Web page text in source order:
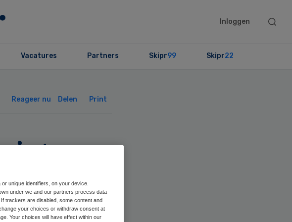
Inloggen
Search
Vacatures Partners Skipr99 Skipr22
Reageer nu Delen Print
unique identifiers, on your device.
under we and our partners process data
trackers are disabled, some content and
your choices or withdraw consent at
Your choices will have effect within our